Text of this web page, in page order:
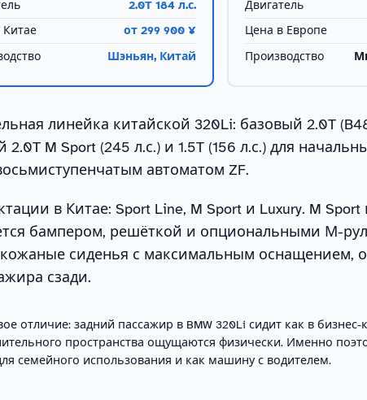
2.0T 184 л.с.
Китае
от 299 900 ¥
Шэньян, Китай
Двигатель
Цена в Европе
Производство
линейка китайской 320Li: базовый 2.0T
2.0T M Sport (245 л.с.) и 1.5T (156 л.с.) для
автоматом ZF.
в Китае: Sport Line, M Sport и Luxury. M Sport
бампером, решёткой и опциональными М-
кожаные сиденья с максимальным оснащением,
сзади.
отличие: задний пассажир в BMW 320Li сидит как в бизнес-
пространства ощущаются физически. Именно
семейного использования и как машину с водителем.